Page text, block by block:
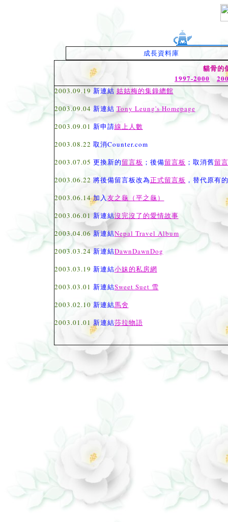
成長資料庫
貓骨的
1997-2000
2003.09.19 新連結 姑姑梅的集錄總館
2003.09.04 新連結 Tony Leung's Homepage
2003.09.01 新申請線上人數
2003.08.22 取消Counter.com
2003.07.05 更換新的留言板 ；後備留言板 ；取消舊留
2003.06.22 將後備留言板改為正式留言板 ，替代原有
2003.06.14加入友之龜（平之龜）
2003.06.01 新連結沒完沒了的愛情故事
2003.04.06 新連結Nepal Travel Album
2003.03.24新連結DawnDawnDog
2003.03.19 新連結小妹的私房網
2003.03.01 新連結Sweet Suet 雪
2003.02.10 新連結馬舍
2003.01.01新連結莎拉物語